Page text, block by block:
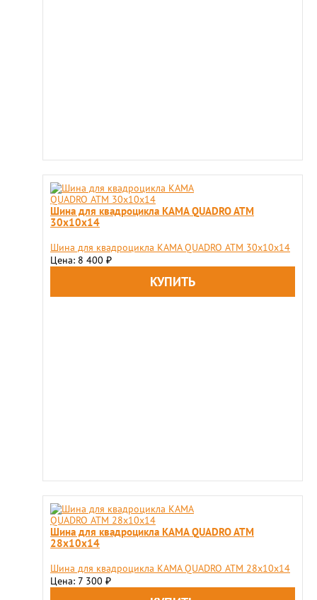
Шина для квадроцикла KAMA QUADRO ATM
30х10х14
Шина для квадроцикла KAMA QUADRO ATM 30х10х14
Цена: 8 400 ₽
Шина для квадроцикла KAMA QUADRO ATM
28х10х14
Шина для квадроцикла KAMA QUADRO ATM 28х10х14
Цена: 7 300 ₽